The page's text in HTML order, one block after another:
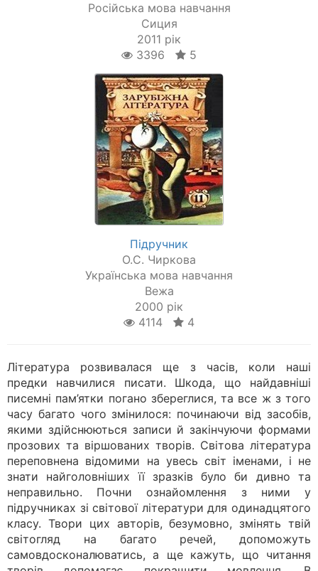
Російська мова навчання
Сиция
2011 рік
3396
5
Підручник
О.С. Чиркова
Українська мова навчання
Вежа
2000 рік
4114
4
Література розвивалася ще з часів, коли наші
предки навчилися писати. Шкода, що найдавніші
писемні пам’ятки погано збереглися, та все ж з того
часу багато чого змінилося: починаючи від засобів,
якими здійснюються записи й закінчуючи формами
прозових та віршованих творів. Світова література
переповнена відомими на увесь світ іменами, і не
знати найголовніших її зразків було би дивно та
неправильно. Почни ознайомлення з ними у
підручниках зі світової літератури для одинадцятого
класу. Твори цих авторів, безумовно, змінять твій
світогляд на багато речей, допоможуть
самовдосконалюватись, а ще кажуть, що читання